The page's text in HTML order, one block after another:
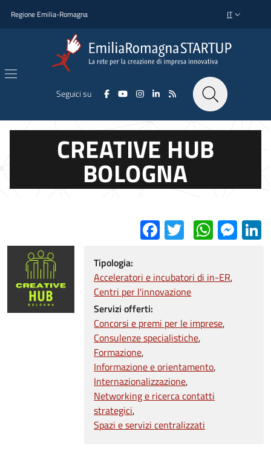
Regione Emilia-Romagna SELETTORE
IT
Seguici su
CREATIVE HUB
BOLOGNA
Facebook
Twitter
Tipologia:
Acceleratori e incubatori di in-ER
Centri per l'innovazione
Servizi offerti:
Concorsi e premi per le imprese
Consulenze specialistiche
Formazione
Informazione e orientamento
Internazionalizzazione
Networking e ricerca contatti
strategici
Spazi e servizi centralizzati